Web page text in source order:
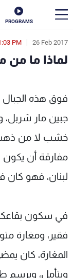
PROGRAMS
26 Feb 2017
PM
لماذا ما
فوق هذه الجبال
جبين مار
خشب لا من
مفارقة أن
لبنان، فهو كان
في سكون
فقير، ومغارة
المغارة، كان
ويتأمل، ويرسم
en
الأخبار
سياسة
إقتصاد
منوعات
كأس العالم
البرامج
شاهد البرامج
الترددات